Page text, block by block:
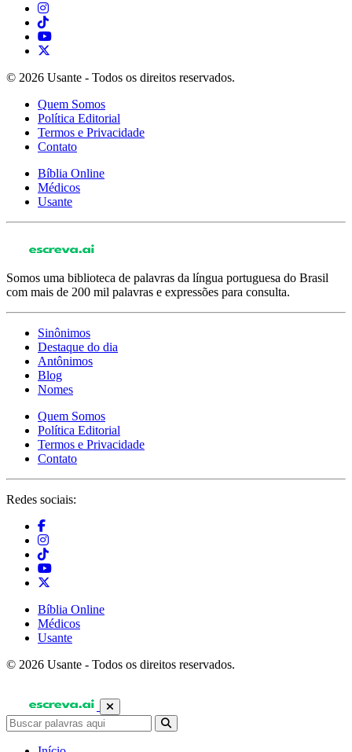
© 2026 Usante - Todos os direitos reservados.
Quem Somos
Política Editorial
Termos e Privacidade
Contato
Bíblia Online
Médicos
Usante
Somos uma biblioteca de palavras da língua portuguesa do Brasil
com mais de 200 mil palavras e expressões para consulta.
Sinônimos
Destaque do dia
Antônimos
Blog
Nomes
Quem Somos
Política Editorial
Termos e Privacidade
Contato
Redes sociais:
Bíblia Online
Médicos
Usante
© 2026 Usante - Todos os direitos reservados.